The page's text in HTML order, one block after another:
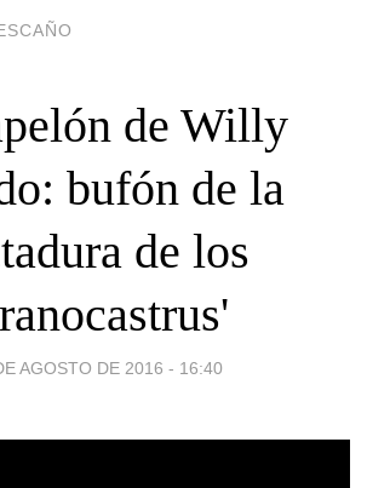
de Willy
bufón de la
de los
AGOSTO DE 2016 - 16:40